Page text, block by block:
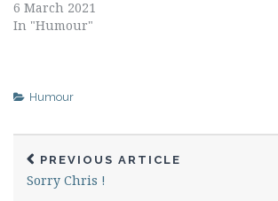
6 March 2021
In "Humour"
Humour
PREVIOUS ARTICLE
Sorry Chris !